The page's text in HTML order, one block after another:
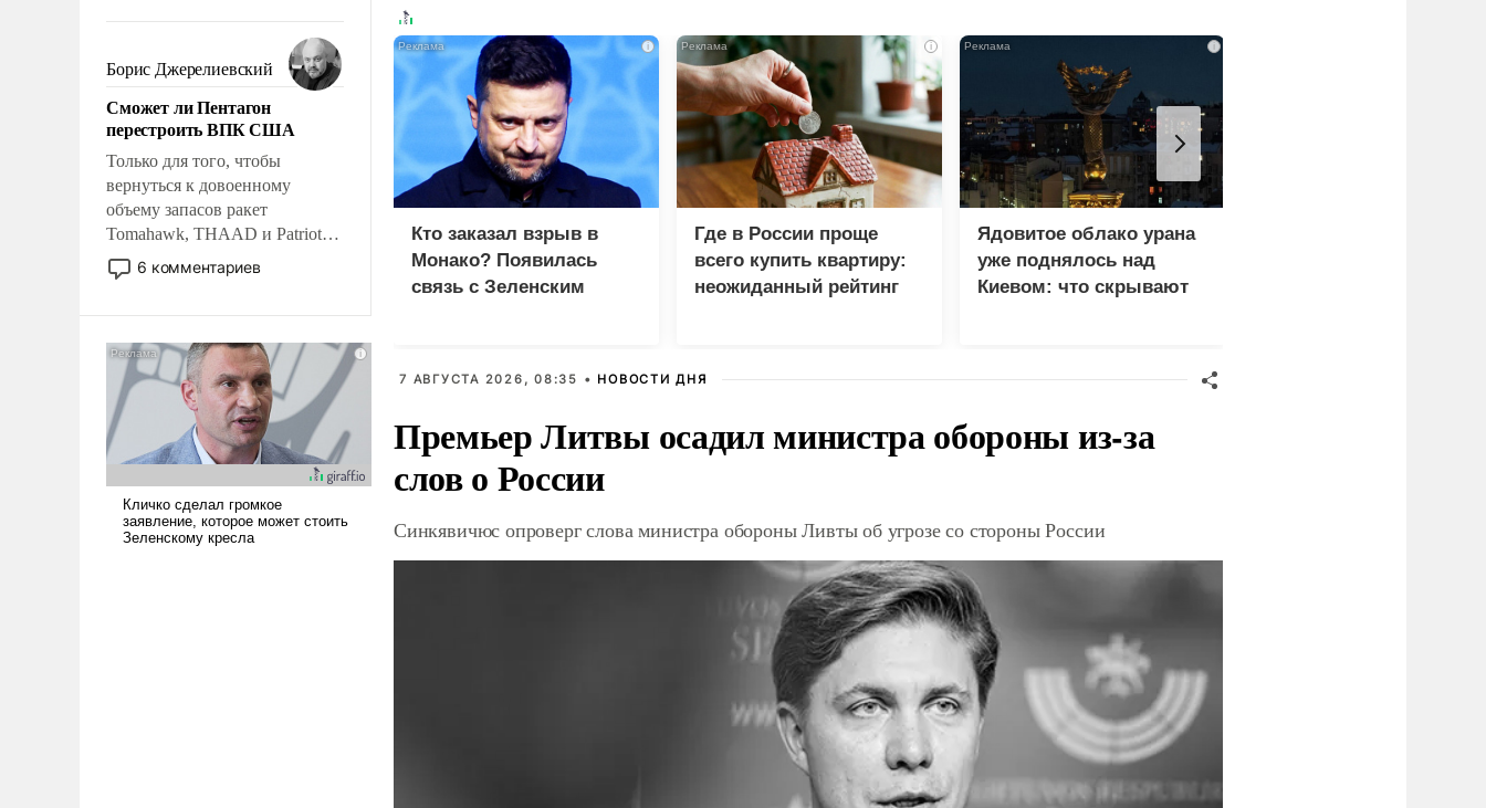
сложна и амбициозна. Однако
и ее реализация радикально
поднимет наши боевые
возможности.
Борис Джерелиевский
Сможет ли Пентагон
перестроить ВПК США
Только для того, чтобы
вернуться к довоенному
объему запасов ракет
Tomahawk, THAAD и Patriot
США потребуется более трех
лет. Даже небольшая война с
Сложившаяся ситуация
означает многолетний период
уязвимости США, например,
перед Китаем.
6 комментариев
i
Кто заказал взрыв в
Монако? Появилась
связь с Зеленским
i
Где в России проще
всего купить квартиру:
неожиданный рейтинг
i
Ядовитое облако урана
уже поднялось над
Киевом: что скрывают
7 АВГУСТА 2026, 08:35 • НОВОСТИ ДНЯ
Премьер Литвы осадил министра обороны из-за
слов о России
Синкявичюс опроверг слова министра обороны Ливты об угрозе со стороны России